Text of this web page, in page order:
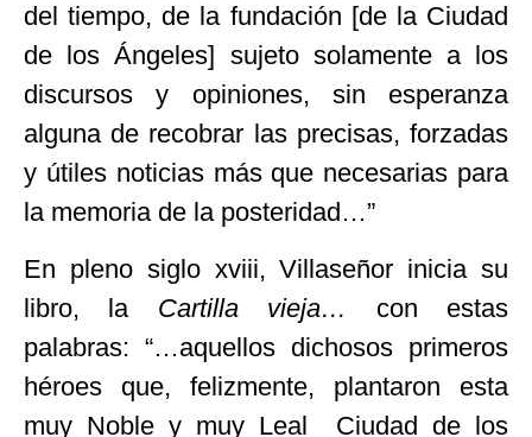
del tiempo, de la fundación [de la Ciudad
de los Ángeles] sujeto solamente a los
discursos y opiniones, sin esperanza
alguna de recobrar las precisas, forzadas
y útiles noticias más que necesarias para
la memoria de la posteridad…”
En pleno siglo xviii, Villaseñor inicia su
libro, la Cartilla vieja…
con estas
palabras: “…aquellos dichosos primeros
héroes que, felizmente, plantaron esta
muy Noble y muy Leal Ciudad de los